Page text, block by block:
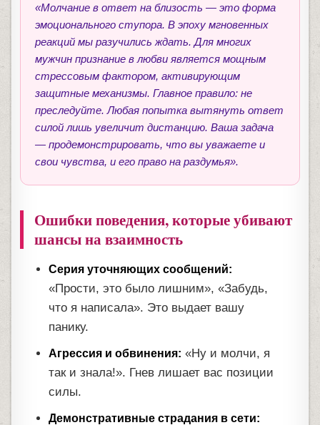
«Молчание в ответ на близость — это форма
эмоционального ступора. В эпоху мгновенных
реакций мы разучились ждать. Для многих
мужчин признание в любви является мощным
стрессовым фактором, активирующим
защитные механизмы. Главное правило: не
преследуйте. Любая попытка вытянуть ответ
силой лишь увеличит дистанцию. Ваша задача
— продемонстрировать, что вы уважаете и
свои чувства, и его право на раздумья».
Ошибки поведения, которые убивают
шансы на взаимность
Серия уточняющих сообщений:
«Прости, это было лишним», «Забудь,
что я написала». Это выдает вашу
панику.
Агрессия и обвинения: «Ну и молчи, я
так и знала!». Гнев лишает вас позиции
силы.
Демонстративные страдания в сети: